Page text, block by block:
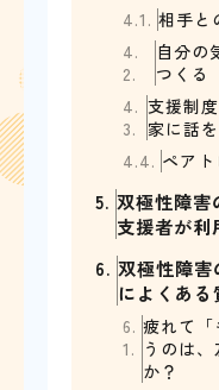
4.1. 相手と
4.
2.
自分の
つくる
4.
3.
支援制
家に話
4.4. ペア
5. 双極性障害
支援者が利
6. 双極性障害
によくあ
6.
1.
疲れて「
うのは
か？